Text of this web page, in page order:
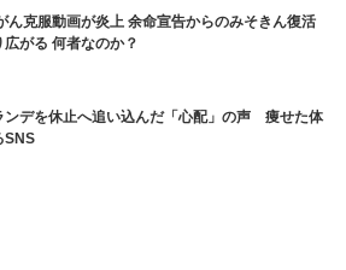
ん克服動画が炎上 余命宣告からのみそきん復活
がる 何者なのか？
ンデを休止へ追い込んだ「心配」の声 痩せた体
SNS